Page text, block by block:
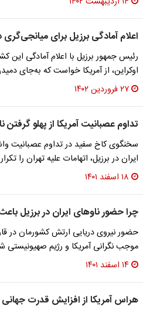
اعلام آمادگی برزیل برای
رئیس جمهور برزیل با اعلام آمادگی این
اوکراین، از آمریکا خواست که به‌جای
۲۷ فروردین ۱۴۰۲
تداوم عصبانیت آمریکا از پهلو گرفتن
سخنگوی کاخ سفید در تداوم عصبانیت
ایران در برزیل، اتهامات علیه تهران را
۱۸ اسفند ۱۴۰۱
چرا حضور ناوهای ایران در برزیل
حضور نیروی دریایی ارتش کشورمان در
موجب نگرانی آمریکا و رژیم
۱۴ اسفند ۱۴۰۱
هراس آمریکا از افزایش قدرت جهانی